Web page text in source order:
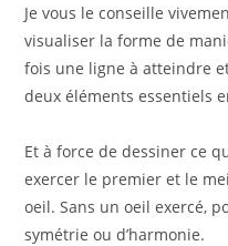
Je vous le conseille
visualiser la forme de
fois une ligne à atteindre
deux éléments essentiels
Et à force de dessiner ce
exercer le premier et le
oeil. Sans un oeil exercé,
symétrie ou d’harmonie.